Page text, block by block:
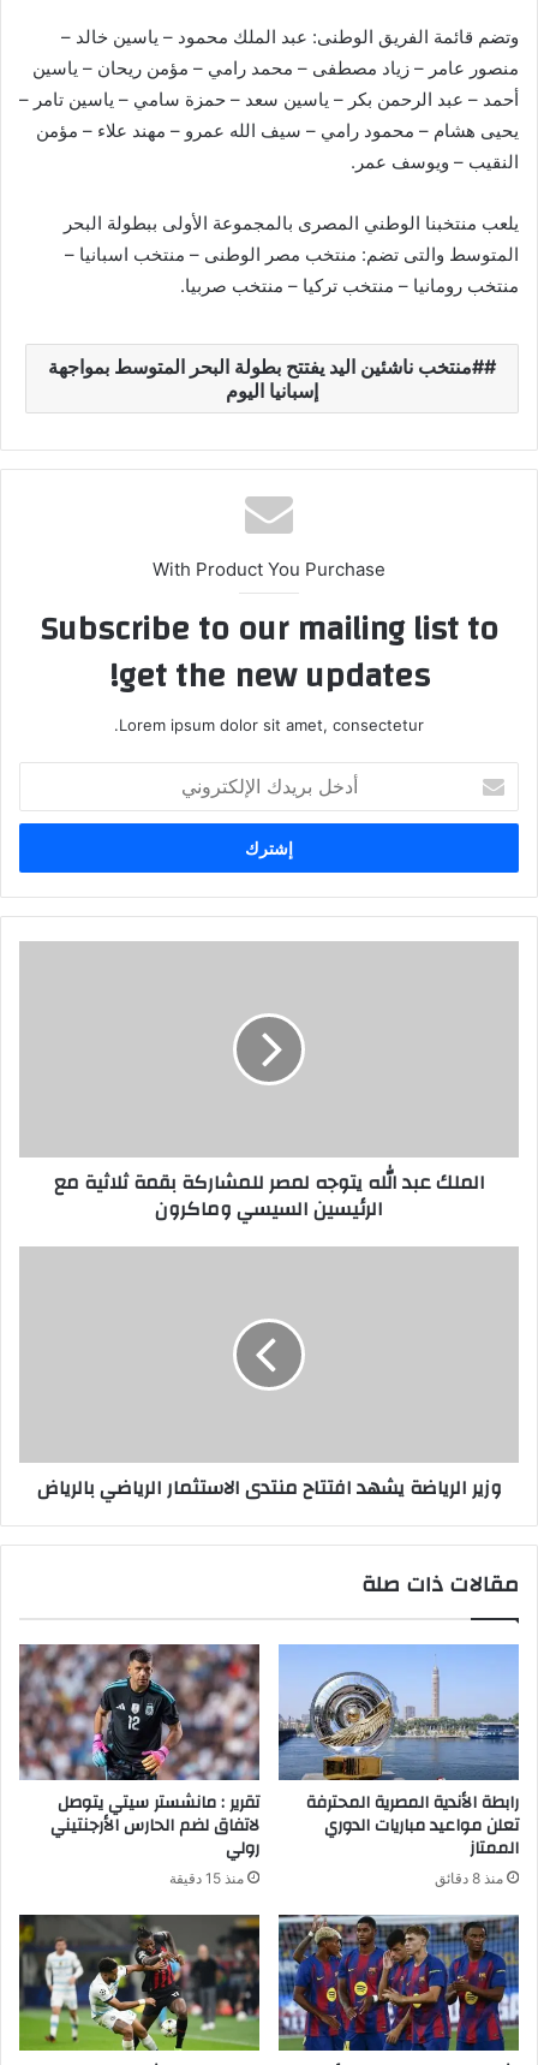
وتضم قائمة الفريق الوطنى: عبد الملك محمود – ياسين خالد –
منصور عامر – زياد مصطفى – محمد رامي – مؤمن ريحان – ياسين
أحمد – عبد الرحمن بكر – ياسين سعد – حمزة سامي – ياسين تامر –
يحيى هشام – محمود رامي – سيف الله عمرو – مهند علاء – مؤمن
النقيب – ويوسف عمر.
يلعب منتخبنا الوطني المصرى بالمجموعة الأولى ببطولة البحر
المتوسط والتى تضم: منتخب مصر الوطنى – منتخب اسبانيا –
منتخب رومانيا – منتخب تركيا – منتخب صربيا.
#منتخب ناشئين اليد يفتتح بطولة البحر المتوسط بمواجهة
إسبانيا اليوم
With Product You Purchase
Subscribe to our mailing list to
get the new updates!
Lorem ipsum dolor sit amet, consectetur.
بريدك
الإلكتروني
الملك عبد الله يتوجه لمصر للمشاركة بقمة ثلاثية مع
الرئيسين السيسي وماكرون
وزير الرياضة يشهد افتتاح منتدى الاستثمار الرياضي بالرياض
مقالات ذات صلة
رابطة الأندية المصرية المحترفة
تعلن مواعيد مباريات الدوري
الممتاز
منذ 8 دقائق
تقرير : مانشستر سيتي يتوصل
لاتفاق لضم الحارس الأرجنتيني
رولي
منذ 15 دقيقة